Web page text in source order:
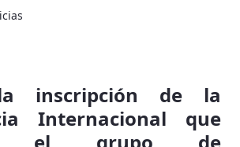
inscripción de la
Internacional que